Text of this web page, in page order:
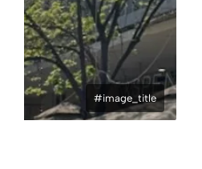
#image_title